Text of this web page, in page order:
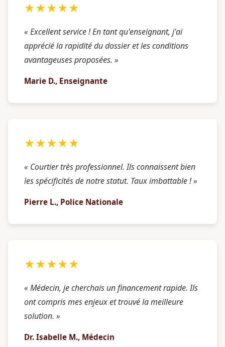
★★★★★
« Excellent service ! En tant qu'enseignant, j'ai
apprécié la rapidité du dossier et les conditions
avantageuses proposées. »
Marie D., Enseignante
★★★★★
« Courtier très professionnel. Ils connaissent bien
les spécificités de notre statut. Taux imbattable ! »
Pierre L., Police Nationale
★★★★★
« Médecin, je cherchais un financement rapide. Ils
ont compris mes enjeux et trouvé la meilleure
solution. »
Dr. Isabelle M., Médecin